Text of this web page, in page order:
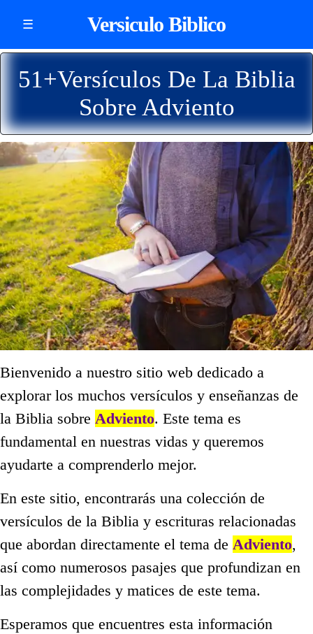
☰ Versiculo Biblico
51+Versículos De La Biblia
Sobre Adviento
Bienvenido a nuestro sitio web dedicado a
explorar los muchos versículos y enseñanzas de
la Biblia sobre Adviento. Este tema es
fundamental en nuestras vidas y queremos
ayudarte a comprenderlo mejor.
En este sitio, encontrarás una colección de
versículos de la Biblia y escrituras relacionadas
que abordan directamente el tema de Adviento,
así como numerosos pasajes que profundizan en
las complejidades y matices de este tema.
Esperamos que encuentres esta información